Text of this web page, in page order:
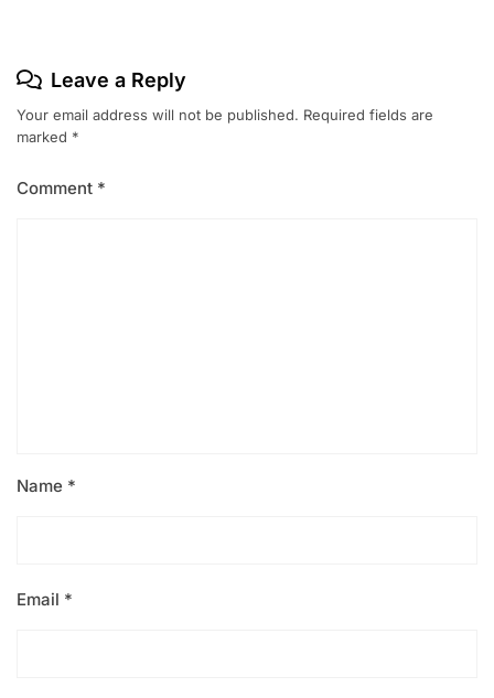
Leave a Reply
Your email address will not be published. Required fields are
marked *
Comment *
Name *
Email *